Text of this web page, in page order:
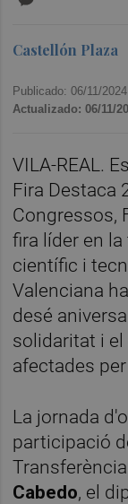
Castellón Plaza
Publicado: 06/11/2024
Actualizado: 06/11/
VILA-REAL.
Fira Destaca
Congressos,
fira líder en
científic i
Valenciana
desé
solidaritat i
afectades per
La jornada
participació
Cabedo, el